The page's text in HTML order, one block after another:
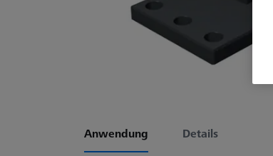
Anwendung Details